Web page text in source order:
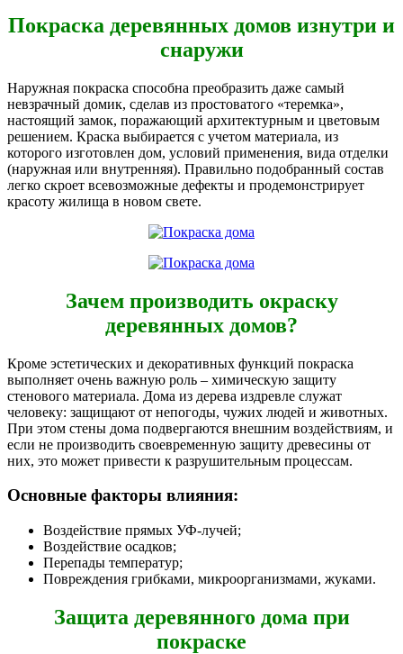
Покраска деревянных домов изнутри и
снаружи
Наружная покраска способна преобразить даже самый
невзрачный домик, сделав из простоватого «теремка»,
настоящий замок, поражающий архитектурным и цветовым
решением. Краска выбирается с учетом материала, из
которого изготовлен дом, условий применения, вида отделки
(наружная или внутренняя). Правильно подобранный состав
легко скроет всевозможные дефекты и продемонстрирует
красоту жилища в новом свете.
Зачем производить окраску
деревянных домов?
Кроме эстетических и декоративных функций покраска
выполняет очень важную роль – химическую защиту
стенового материала. Дома из дерева издревле служат
человеку: защищают от непогоды, чужих людей и животных.
При этом стены дома подвергаются внешним воздействиям, и
если не производить своевременную защиту древесины от
них, это может привести к разрушительным процессам.
Основные факторы влияния:
Воздействие прямых УФ-лучей;
Воздействие осадков;
Перепады температур;
Повреждения грибками, микроорганизмами, жуками.
Защита деревянного дома при
покраске